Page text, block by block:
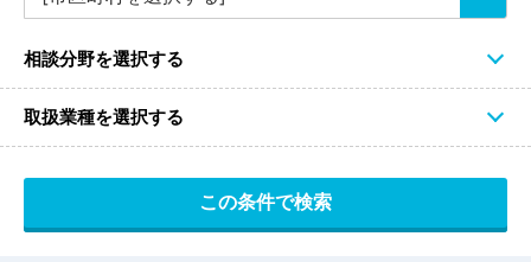
相談分野を選択する
取扱業種を選択する